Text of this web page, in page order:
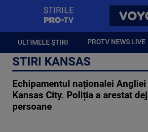
ULTIMELE ȘTIRI PROTV NEWS LIVE
STIRI KANSAS
Echipamentul naționalei
Kansas City. Poliția a arestat
persoane